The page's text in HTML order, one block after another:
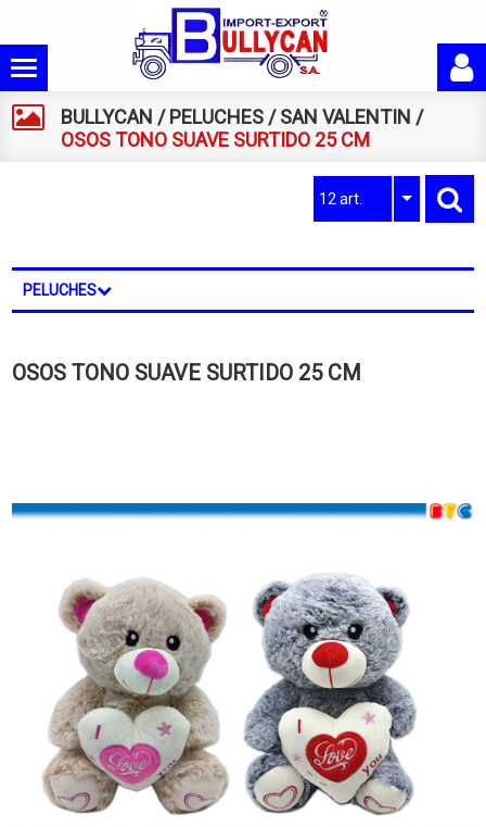
BULLYCAN /PELUCHES /SAN VALENTIN /
OSOS TONO SUAVE SURTIDO 25 CM
12 art.
PELUCHES
OSOS TONO SUAVE SURTIDO 25 CM